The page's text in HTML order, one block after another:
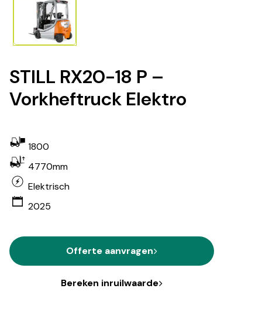
STILL RX20-18 P –
Vorkheftruck Elektro
1800
4770mm
Elektrisch
2025
Offerte aanvragen
Bereken inruilwaarde